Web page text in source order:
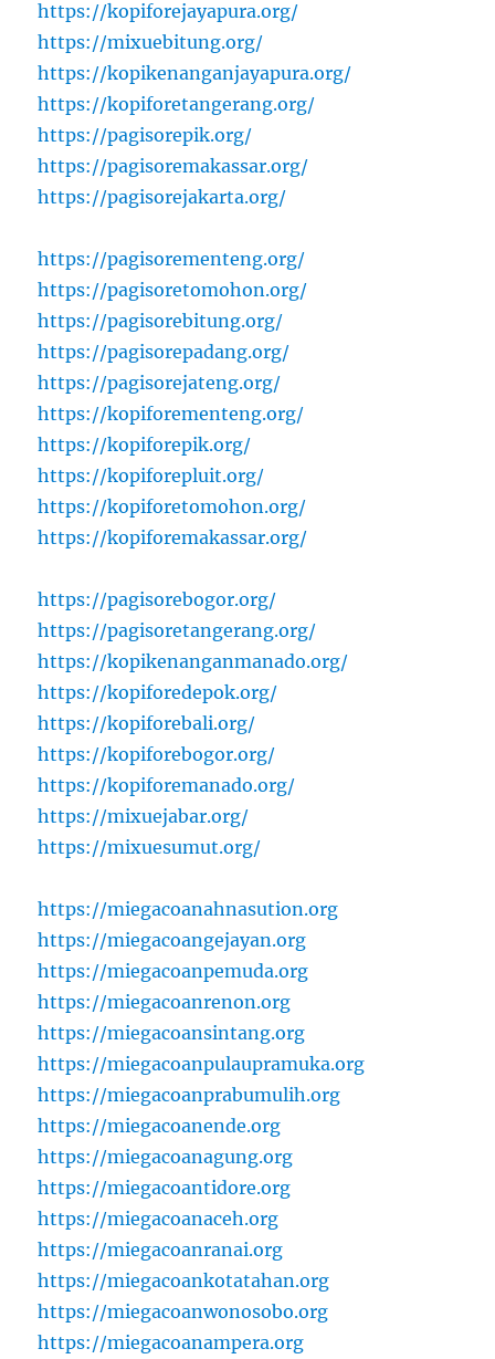
https://kopiforejayapura.org/
https://mixuebitung.org/
https://kopikenanganjayapura.org/
https://kopiforetangerang.org/
https://pagisorepik.org/
https://pagisoremakassar.org/
https://pagisorejakarta.org/
https://pagisorementeng.org/
https://pagisoretomohon.org/
https://pagisorebitung.org/
https://pagisorepadang.org/
https://pagisorejateng.org/
https://kopiforementeng.org/
https://kopiforepik.org/
https://kopiforepluit.org/
https://kopiforetomohon.org/
https://kopiforemakassar.org/
https://pagisorebogor.org/
https://pagisoretangerang.org/
https://kopikenanganmanado.org/
https://kopiforedepok.org/
https://kopiforebali.org/
https://kopiforebogor.org/
https://kopiforemanado.org/
https://mixuejabar.org/
https://mixuesumut.org/
https://miegacoanahnasution.org
https://miegacoangejayan.org
https://miegacoanpemuda.org
https://miegacoanrenon.org
https://miegacoansintang.org
https://miegacoanpulaupramuka.org
https://miegacoanprabumulih.org
https://miegacoanende.org
https://miegacoanagung.org
https://miegacoantidore.org
https://miegacoanaceh.org
https://miegacoanranai.org
https://miegacoankotatahan.org
https://miegacoanwonosobo.org
https://miegacoanampera.org